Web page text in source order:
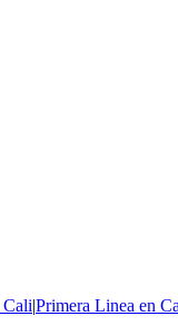
Cali|Primera Linea en